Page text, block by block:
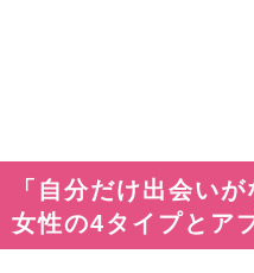
「自分だけ出会い
女性の4タイプとア